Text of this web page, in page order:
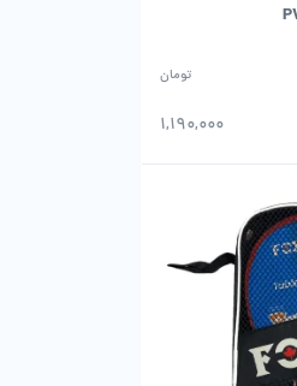
1,190,000
تومان